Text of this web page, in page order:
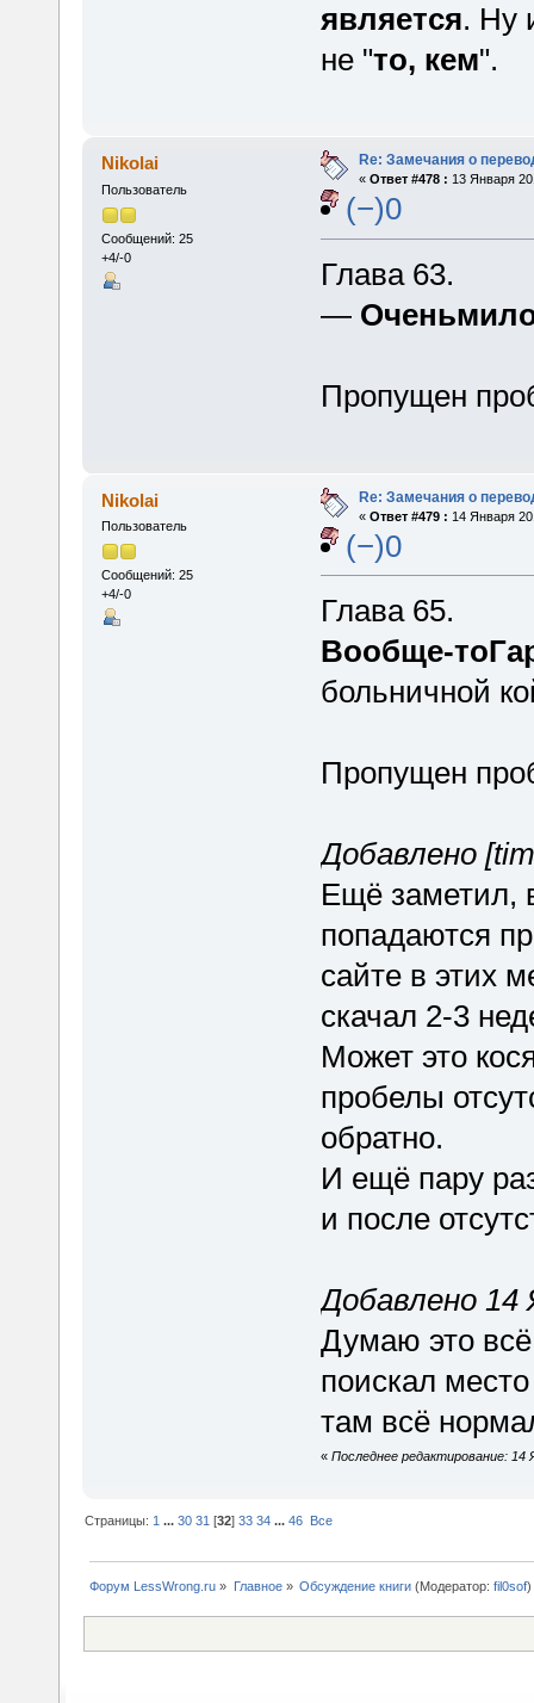
является. Ну
не "то, кем".
Nikolai
Пользователь
Сообщений: 25
+4/-0
Re: Замечания о
« Ответ #478 : 13 Января
(−)0
Глава 63.
—
Пропущен
Nikolai
Пользователь
Сообщений: 25
+4/-0
Re: Замечания о
« Ответ #479 : 14 Января
(−)0
Глава 65.
Вообще-
больничной
Пропущен
Добавлено
Ещё заметил,
попадаются
сайте в этих
скачал 2-3
Может это
пробелы
обратно.
И ещё пару
и после
Добавлено 14
Думаю это
поискал
там всё
« Последнее редактирование: 14
Страницы: 1 ...30 31 [32]33 34 ...46 Все
Форум LessWrong.ru » Главное» Обсуждение книги(Модератор: fil0sof)